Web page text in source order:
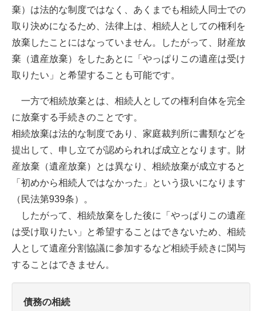
棄）は法的な制度ではなく、あくまでも相続人同士での
取り決めになるため、法律上は、相続人としての権利を
放棄したことにはなっていません。したがって、財産放
棄（遺産放棄）をしたあとに「やっぱりこの遺産は受け
取りたい」と希望することも可能です。
一方で相続放棄とは、相続人としての権利自体を完全
に放棄する手続きのことです。
相続放棄は法的な制度であり、家庭裁判所に書類などを
提出して、申し立てが認められれば成立となります。財
産放棄（遺産放棄）とは異なり、相続放棄が成立すると
「初めから相続人ではなかった」という扱いになります
（民法第939条）。
したがって、相続放棄をした後に「やっぱりこの遺産
は受け取りたい」と希望することはできないため、相続
人として遺産分割協議に参加するなど相続手続きに関与
することはできません。
債務の相続